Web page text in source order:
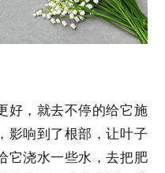
好，就去不停的给它施
影响到了根部，让叶子
它浇水一些水，去把肥